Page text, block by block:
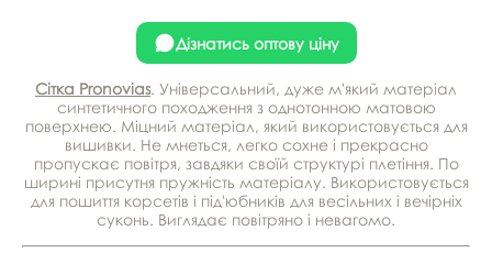
Дізнатись оптову ціну
Сітка Pronovias. Універсальний, дуже м'який матеріал
синтетичного походження з однотонною матовою
поверхнею. Міцний матеріал, який використовується для
вишивки. Не мнеться, легко сохне і прекрасно
пропускає повітря, завдяки своїй структурі плетіння. По
ширині присутня пружність матеріалу. Використовується
для пошиття корсетів і під'юбників для весільних і вечірніх
суконь. Виглядає повітряно і невагомо.